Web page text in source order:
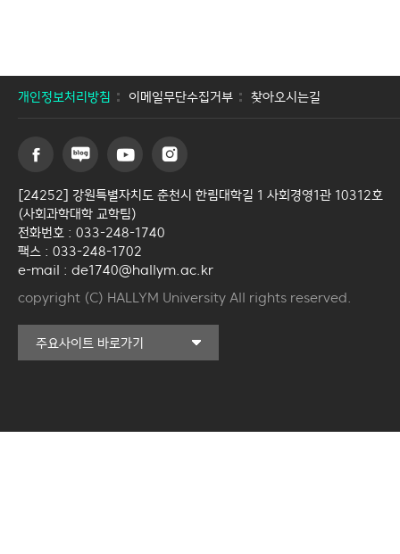
개인정보처리방침 이메일무단수집거부 찾아오시는길
[24252] 강원특별자치도 춘천시 한림대학길 1 사회경영1관 10312호
(사회과학대학 교학팀)
전화번호 : 033-248-1740
팩스 : 033-248-1702
e-mail : de1740@hallym.ac.kr
copyright (C) HALLYM University All rights reserved.
주요사이트 바로가기
커뮤니티교육원
국제학생증신청